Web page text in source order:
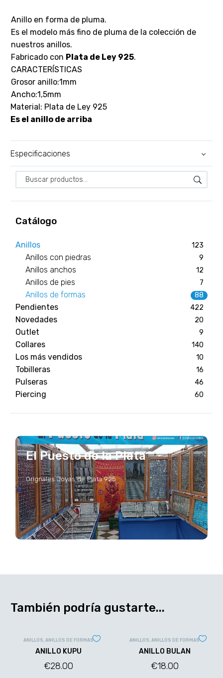
Catálogo
Anillos 123
Anillos con piedras 9
Anillos anchos 12
Anillos de pies 7
Anillos de formas 88
Pendientes 422
Novedades 20
Outlet 9
Collares 140
Los más vendidos 10
Tobilleras 16
Pulseras 46
Piercing 60
El Puesto de la Plata
Orignales Joyas de Plata 925
Anillo en forma de pluma.
Es el modelo más fino de pluma de la colección de
nuestros anillos.
Fabricado con Plata de Ley 925.
CARACTERÍSTICAS
Grosor anillo:1mm
Ancho:1,5mm
Material: Plata de Ley 925
Es el anillo de arriba
Especificaciones
También podría gustarte...
ANILLOS, ANILLOS DE FORMAS
ANILLO KUPU
€28.00
ANILLOS,ANILLOS DE FORMAS
ANILLO BULAN
€18.00